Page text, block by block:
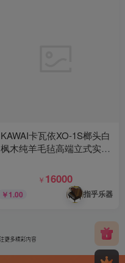
KAWAI卡瓦依XO-1S榔头白
枫木纯羊毛毡高端立式实木
￥ 16000
￥1.00 指乎乐器